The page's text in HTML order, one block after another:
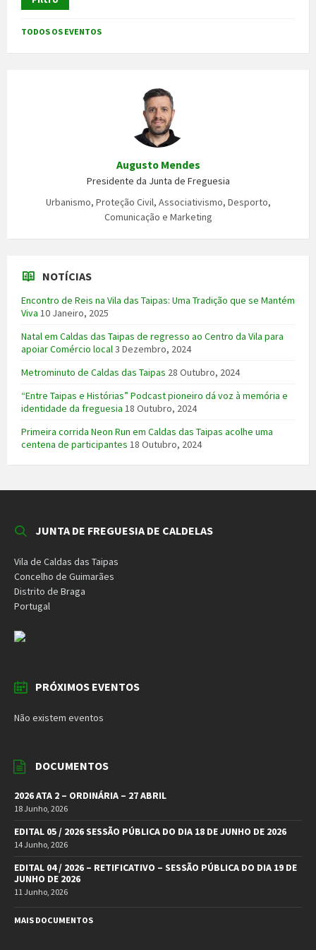
TODOS OS EVENTOS
Augusto Mendes
Presidente da Junta de Freguesia
Urbanismo, Proteção Civil, Associativismo, Desporto,
Comunicação e Marketing
NOTÍCIAS
Encontro de Reis na Vila das Taipas: Uma Tradição que se Mantém
Viva 10 Janeiro, 2025
Natal em Caldas das Taipas de regresso ao Centro da Vila para
apoiar Comércio local3 Dezembro, 2024
Metrominuto de Caldas das Taipas 28 Outubro, 2024
“Entre Taipas e Histórias” Podcast pioneiro dá voz à memória e
identidade da freguesia 18 Outubro, 2024
Primeira corrida Neon Run em Caldas das Taipas acolhe uma
centena de participantes 18 Outubro, 2024
JUNTA DE FREGUESIA DE CALDELAS
Vila de Caldas das Taipas
Concelho de Guimarães
Distrito de Braga
Portugal
PRÓXIMOS EVENTOS
Não existem eventos
DOCUMENTOS
2026 ATA 2 – ORDINÁRIA – 27 ABRIL
18 Junho, 2026
EDITAL 05 / 2026 SESSÃO PÚBLICA DO DIA 18 DE JUNHO DE 2026
14 Junho, 2026
EDITAL 04 / 2026 – RETIFICATIVO – SESSÃO PÚBLICA DO DIA 19 DE
JUNHO DE 2026
11 Junho, 2026
MAIS DOCUMENTOS